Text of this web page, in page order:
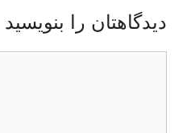
دیدگاهتان را بنویسید